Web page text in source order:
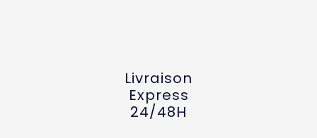
Livraison
Express
24/48H